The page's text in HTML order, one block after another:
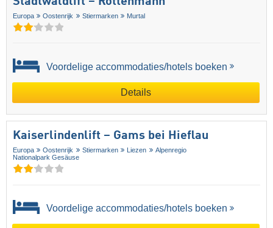
Europa Oostenrijk Stiermarken Murtal
Voordelige accommodaties/hotels boeken
Details
Kaiserlindenlift – Gams bei Hieflau
Europa Oostenrijk Stiermarken Liezen
Alpenregio
Nationalpark Gesäuse
Voordelige accommodaties/hotels boeken